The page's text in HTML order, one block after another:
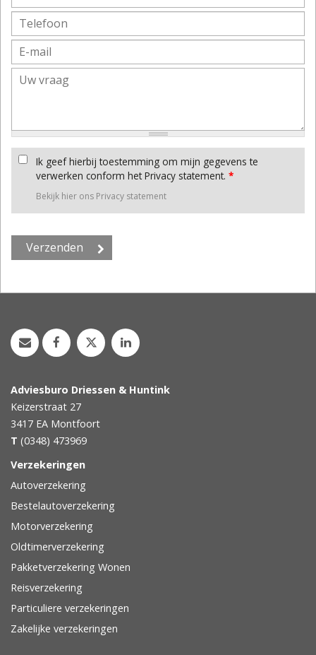
Ik geef hierbij toestemming om mijn gegevens te
verwerken conform het Privacy statement. *
Bekijk hier ons Privacy statement
Adviesburo Driessen & Huntink
Keizerstraat 27
3417 EA Montfoort
T (0348) 473969
Verzekeringen
Autoverzekering
Bestelautoverzekering
Motorverzekering
Oldtimerverzekering
Pakketverzekering Wonen
Reisverzekering
Particuliere verzekeringen
Zakelijke verzekeringen